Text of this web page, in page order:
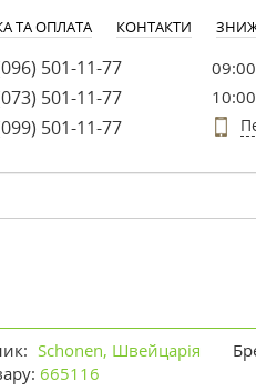
ТА ОПЛАТА КОНТАКТИ
501-11-77
501-11-77
501-11-77
Schonen, Швейцарія
665116